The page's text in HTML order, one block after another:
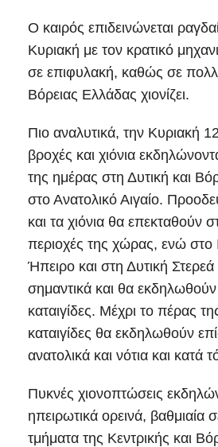
Ο καιρός επιδεινώνεται
Κυριακή με τον κρατικό
σε επιφυλακή, καθώς σε
Βόρειας Ελλάδας χιονίζει.
Πιο αναλυτικά, την Κυριακή
βροχές και χιόνια
της ημέρας στη Δυτική και
στο Ανατολικό Αιγαίο.
και τα χιόνια θα επεκταθούν
περιοχές της χώρας, ενώ στο
Ήπειρο και στη Δυτική
σημαντικά και θα εκδηλωθούν
καταιγίδες. Μέχρι το πέρας
καταιγίδες θα εκδηλωθούν
ανατολικά και νότια και κατά
Πυκνές χιονοπτώσεις
ηπειρωτικά ορεινά, βαθμιαία
τμήματα της Κεντρικής και